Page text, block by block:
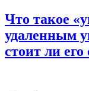
Что такое
удаленным
стоит ли его